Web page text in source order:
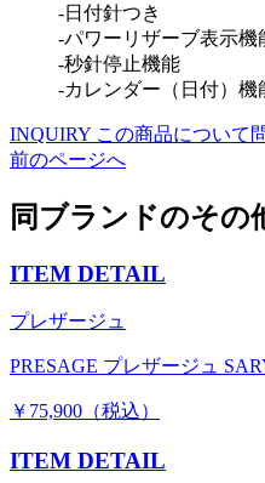
-日付針つき
-パワーリザーブ表示機
-秒針停止機能
-カレンダー（日付）機
INQUIRY この商品について
前のページへ
同ブランドのその
ITEM DETAIL
プレザージュ
PRESAGE プレザージュ
￥75,900（税込）
ITEM DETAIL